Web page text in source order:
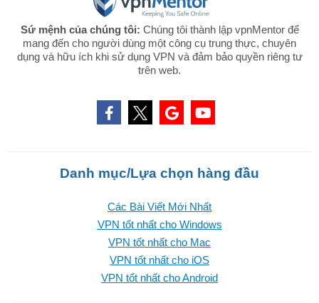
Sứ mệnh của chúng tôi: Chúng tôi thành lập vpnMentor để
mang đến cho người dùng một công cụ trung thực, chuyên
dụng và hữu ích khi sử dụng VPN và đảm bảo quyền riêng tư
trên web.
Danh mục/Lựa chọn hàng đầu
Các Bài Viết Mới Nhất
VPN tốt nhất cho Windows
VPN tốt nhất cho Mac
VPN tốt nhất cho iOS
VPN tốt nhất cho Android